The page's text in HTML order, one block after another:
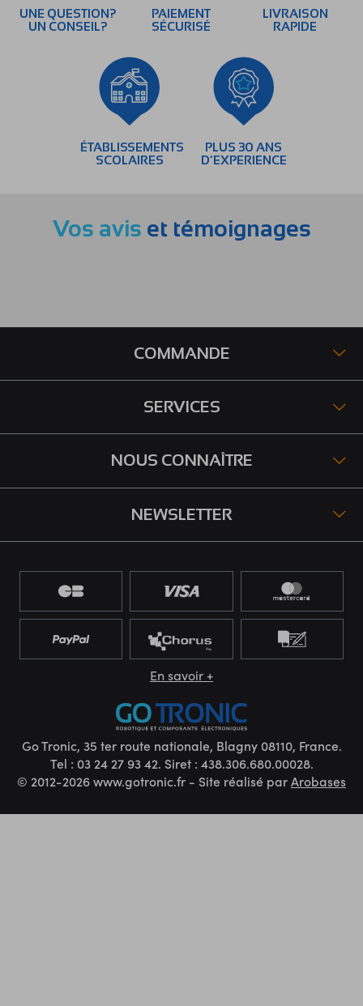
UNE QUESTION?
UN CONSEIL?
PAIEMENT
SÉCURISÉ
LIVRAISON
RAPIDE
ÉTABLISSEMENTS
SCOLAIRES
PLUS 30 ANS
D’EXPERIENCE
Vos avis et témoignages
COMMANDE
SERVICES
NOUS CONNAÎTRE
NEWSLETTER
En savoir +
Go Tronic, 35 ter route nationale, Blagny 08110, France.
Tel : 03 24 27 93 42. Siret : 438.306.680.00028.
© 2012-2026 www.gotronic.fr - Site réalisé parArobases